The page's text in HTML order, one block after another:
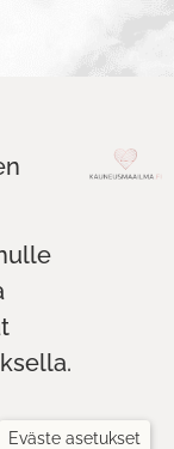
Eväste asetukset